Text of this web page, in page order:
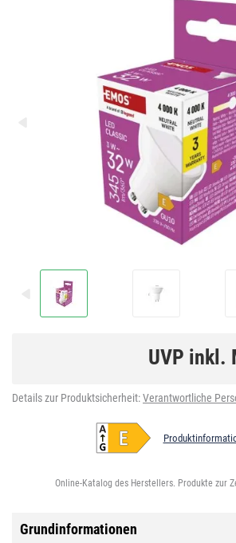
UVP inkl.
Details zur Produktsicherheit:Verantwortliche
Online-Katalog des Herstellers. Produkte zur
Grundinformationen